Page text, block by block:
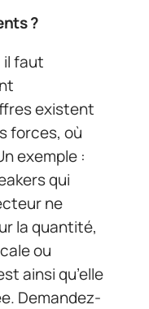
?
il faut
existent
forces, où
exemple :
qui
ne
la quantité,
ou
ainsi qu’elle
Demandez-